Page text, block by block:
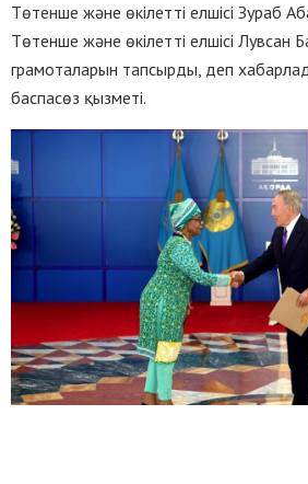
Төтенше және өкілетті елшісі Зураб
Төтенше және өкілетті елшісі Лувсан
грамоталарын тапсырды, деп
баспасөз қызметі.